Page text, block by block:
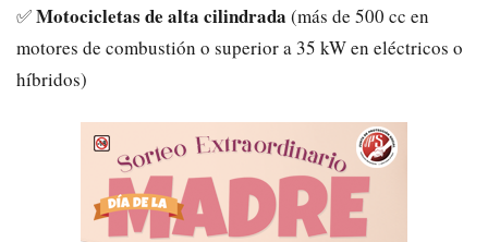
✅Motocicletas de alta cilindrada (más de 500 cc en
motores de combustión o superior a 35 kW en eléctricos o
híbridos)